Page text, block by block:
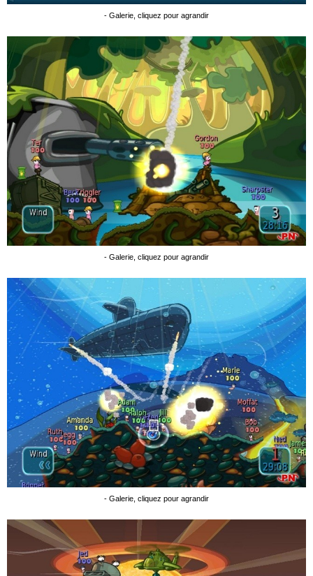
- Galerie, cliquez pour agrandir
- Galerie, cliquez pour agrandir
- Galerie, cliquez pour agrandir